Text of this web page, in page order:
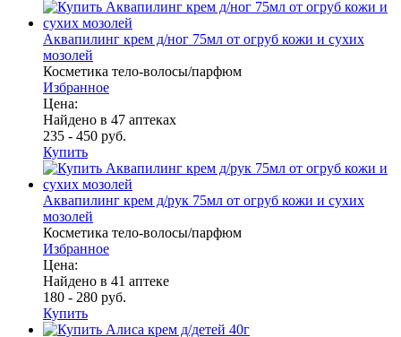
Аквапилинг крем д/ног 75мл от огруб кожи и сухих
мозолей
Косметика тело-волосы/парфюм
Избранное
Цена:
Найдено в 47 аптеках
235 - 450 руб.
Купить
Аквапилинг крем д/рук 75мл от огруб кожи и сухих
мозолей
Косметика тело-волосы/парфюм
Избранное
Цена:
Найдено в 41 аптеке
180 - 280 руб.
Купить